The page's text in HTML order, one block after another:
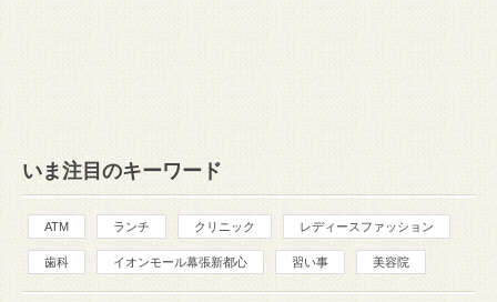
いま注目のキーワード
ATM ランチ クリニック レディースファッション
歯科 イオンモール幕張新都心 習い事 美容院